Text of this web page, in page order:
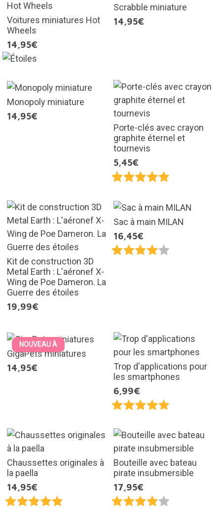
Voitures miniatures Hot
Wheels
14,95€
Scrabble miniature
14,95€
Monopoly miniature
14,95€
Porte-clés avec crayon
graphite éternel et
tournevis
5,45€
Kit de construction 3D
Metal Earth : L'aéronef X-
Wing de Poe Dameron. La
Guerre des étoiles
19,99€
Sac à main MILAN
16,45€
NOUVEAU À
GigaPets miniatures
14,95€
Trop d'applications pour
les smartphones
6,99€
Chaussettes originales à
la paella
14,95€
Bouteille avec bateau
pirate insubmersible
17,95€